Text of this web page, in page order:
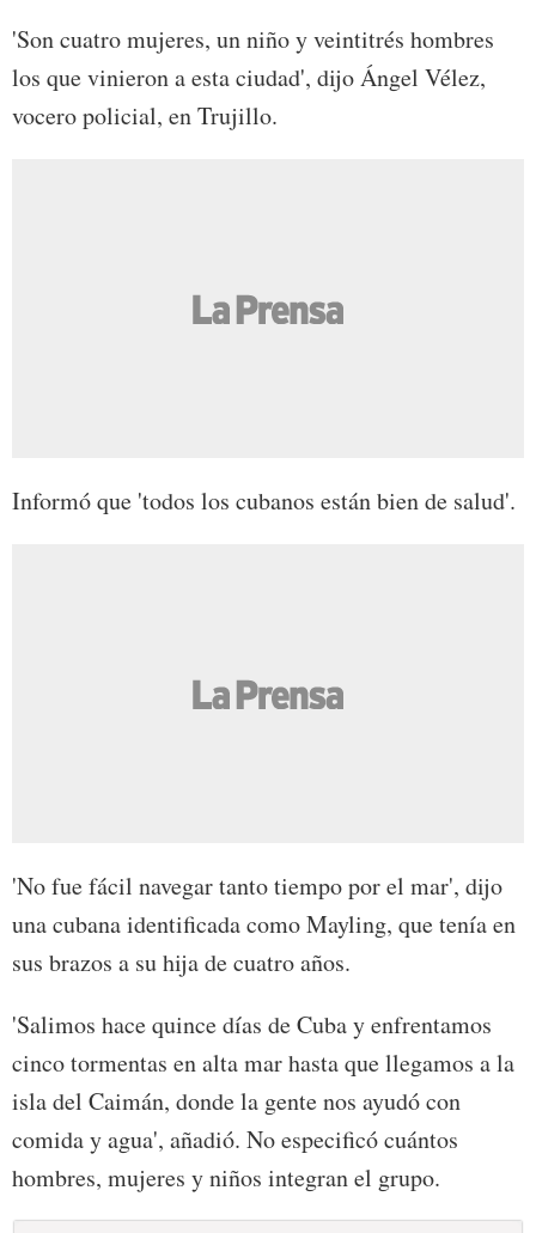
'Son cuatro mujeres, un niño y veintitrés hombres
los que vinieron a esta ciudad', dijo Ángel Vélez,
vocero policial, en Trujillo.
Informó que 'todos los cubanos están bien de salud'.
'No fue fácil navegar tanto tiempo por el mar', dijo
una cubana identificada como Mayling, que tenía en
sus brazos a su hija de cuatro años.
'Salimos hace quince días de Cuba y enfrentamos
cinco tormentas en alta mar hasta que llegamos a la
isla del Caimán, donde la gente nos ayudó con
comida y agua', añadió. No especificó cuántos
hombres, mujeres y niños integran el grupo.